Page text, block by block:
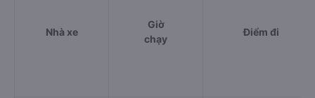
Nhà xe
Giờ
chạy
Điểm đi